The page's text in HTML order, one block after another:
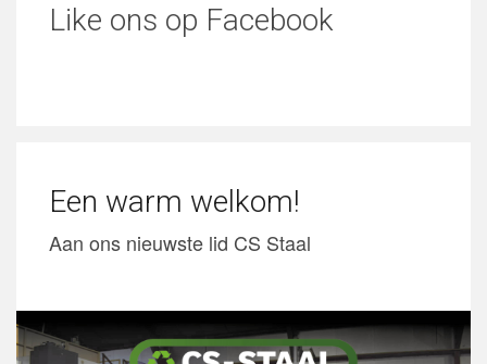
Like ons op Facebook
Een warm welkom!
Aan ons nieuwste lid CS Staal